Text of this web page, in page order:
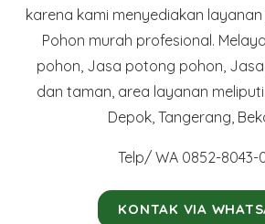
karena kami menyediakan
Pohon murah profesional.
pohon, Jasa potong pohon,
dan taman, area layanan
Depok, Tangerang,
Telp/ WA 0852-8043-
KONTAK VIA